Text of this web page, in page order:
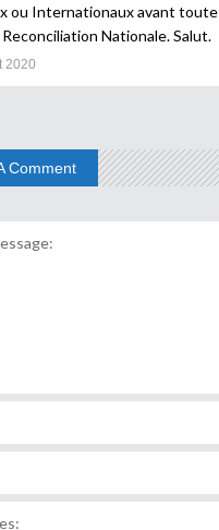
ou Internationaux avant toute
Nationale. Salut.
2020
Comment